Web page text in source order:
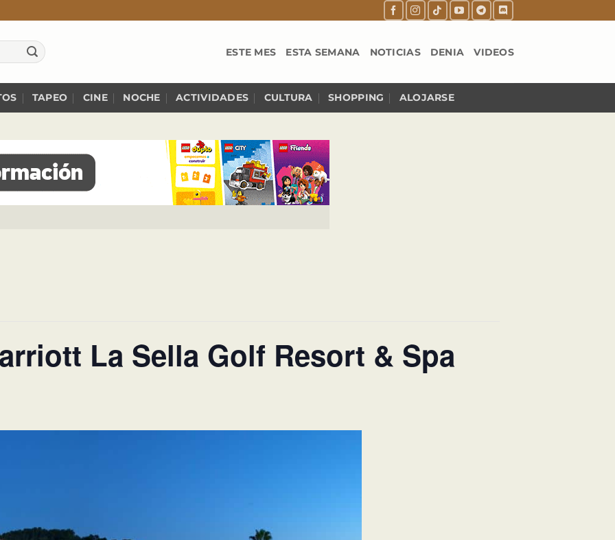
ESTE MES ESTA SEMANA NOTICIAS DENIA VIDEOS
TAPEO CINE NOCHE ACTIVIDADES CULTURA SHOPPING ALOJARSE
La Sella Golf Resort & Spa